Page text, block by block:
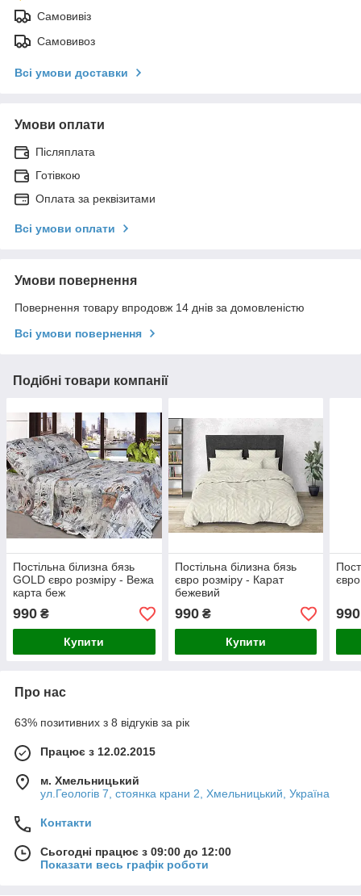
Самовивіз
Самовивоз
Всі умови доставки
Умови оплати
Післяплата
Готівкою
Оплата за реквізитами
Всі умови оплати
Умови повернення
Повернення товару впродовж 14 днів за домовленістю
Всі умови повернення
Подібні товари компанії
Постільна білизна бязь
GOLD євро розміру - Вежа
карта беж
990 ₴
Купити
Постільна білизна бязь
євро розміру - Карат
бежевий
990₴
Купити
990
Про нас
63% позитивних з 8 відгуків за рік
Працює з 12.02.2015
м. Хмельницький
ул.Геологів 7, стоянка крани 2, Хмельницький, Україна
Контакти
Сьогодні працює з 09:00 до 12:00
Показати весь графік роботи